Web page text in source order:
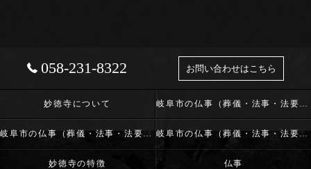
058-231-8322 お問い合わせはこちら
妙徳寺について 岐阜市の仏事（葬儀・法事・法要）･浄土真宗本願寺派 志賀山 妙徳寺の口コミ情報
岐阜市の仏事（葬儀・法事・法要）･浄土真宗本願寺派 志賀山 妙徳寺の評判 岐阜市の仏事（葬儀・法事・法要）･浄土真宗本願寺派 志賀山 妙徳寺のお客様の声
妙徳寺の特徴 仏事